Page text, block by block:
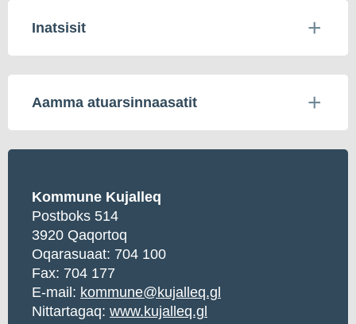
Inatsisit
Aamma atuarsinnaasatit
Kommune Kujalleq
Postboks 514
3920 Qaqortoq
Oqarasuaat: 704 100
Fax: 704 177
E-mail: kommune@kujalleq.gl
Nittartagaq: www.kujalleq.gl